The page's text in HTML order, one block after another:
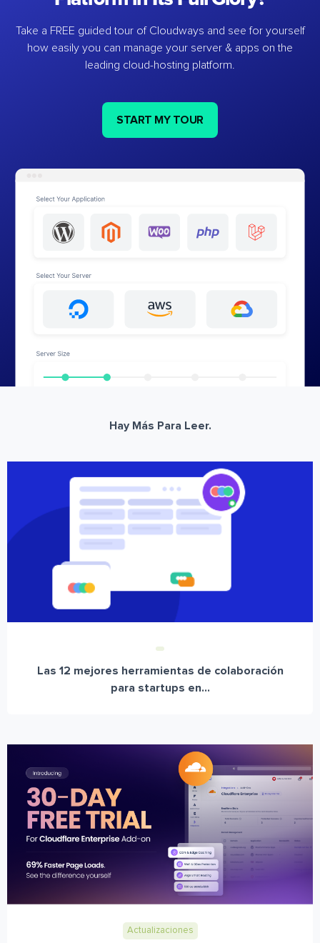
Take a FREE guided tour of Cloudways and see for yourself
how easily you can manage your server & apps on the
leading cloud-hosting platform.
START MY TOUR
Hay Más Para Leer.
Las 12 mejores herramientas de colaboración
para startups en...
Actualizaciones